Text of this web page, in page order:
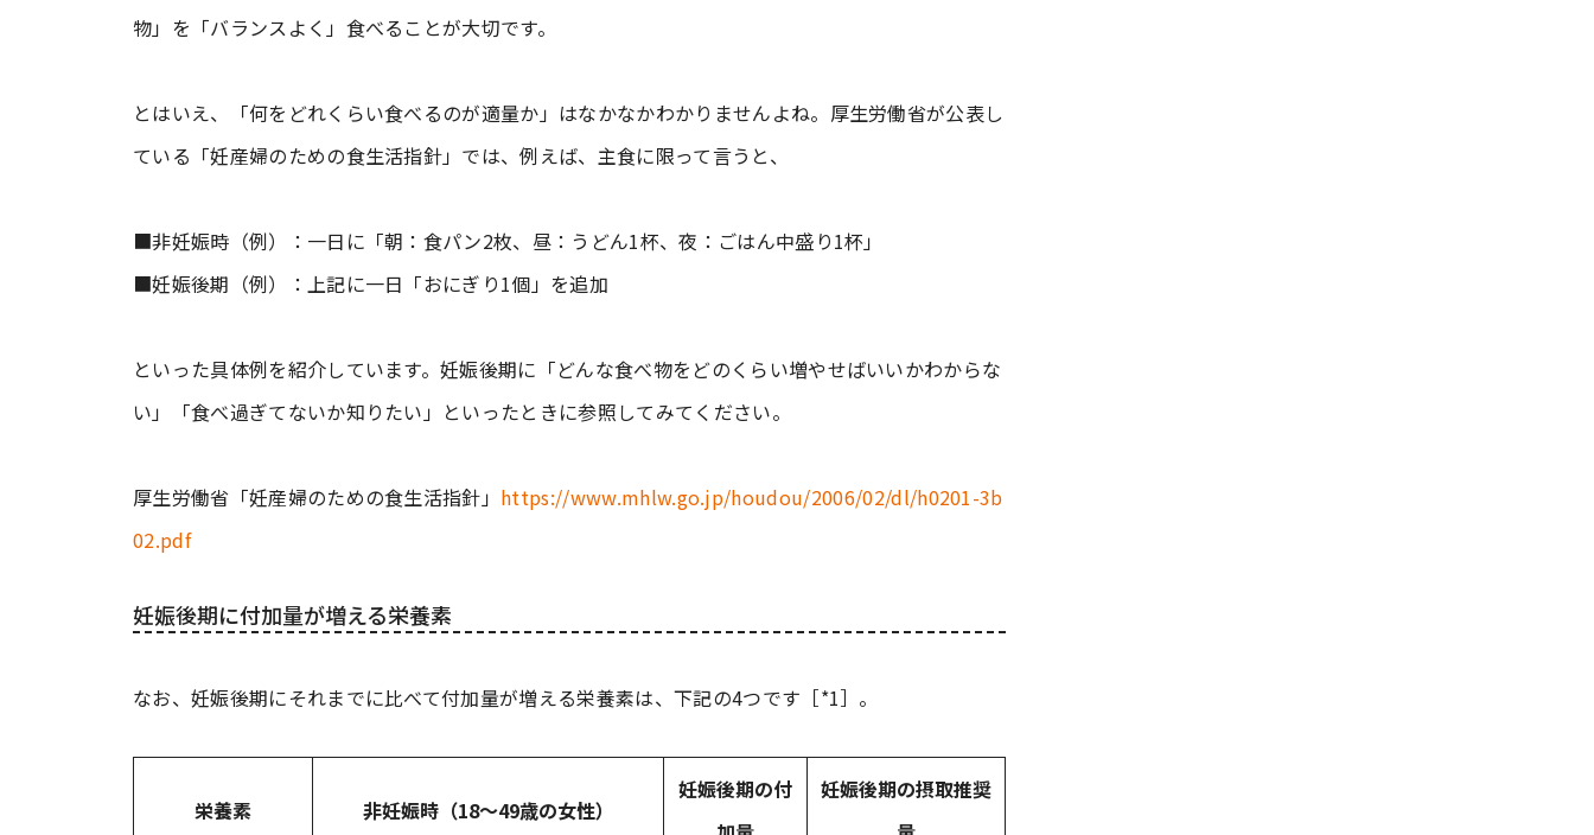
物」を「バランスよく」食べることが大切です。
とはいえ、「何をどれくらい食べるのが適量か」はなかなかわかりませんよね。厚生労働省が公表し
ている「妊産婦のための食生活指針」では、例えば、主食に限って言うと、
■非妊娠時（例）：一日に「朝：食パン2枚、昼：うどん1杯、夜：ごはん中盛り1杯」
■妊娠後期（例）：上記に一日「おにぎり1個」を追加
といった具体例を紹介しています。妊娠後期に「どんな食べ物をどのくらい増やせばいいかわからな
い」「食べ過ぎてないか知りたい」といったときに参照してみてください。
厚生労働省「妊産婦のための食生活指針」 https://www.mhlw.go.jp/houdou/2006/02/dl/h0201-3b
02.pdf
妊娠後期に付加量が増える栄養素
なお、妊娠後期にそれまでに比べて付加量が増える栄養素は、下記の4つです［*1］。
栄養素 非妊娠時（18～49歳の女性）
妊娠後期の付
妊娠後期の摂取推奨